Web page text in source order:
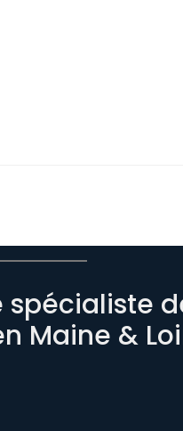
spécialiste
Maine &